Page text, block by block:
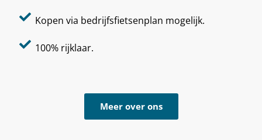
Kopen via bedrijfsfietsenplan mogelijk.
100% rijklaar.
Meer over ons